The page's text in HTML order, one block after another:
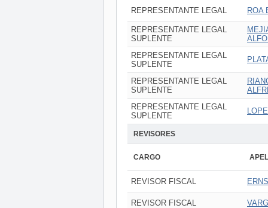
REPRESENTANTE LEGAL ROA
REPRESENTANTE LEGAL
SUPLENTE
REPRESENTANTE LEGAL
SUPLENTE
REPRESENTANTE LEGAL
SUPLENTE
REPRESENTANTE LEGAL
SUPLENTE
REVISORES
CARGO
REVISOR FISCAL
REVISOR FISCAL